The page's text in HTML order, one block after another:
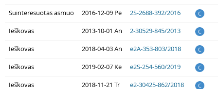
Suinteresuotas asmuo 2016-12-09 Pe 2S-2688-392/2016 C
Ieškovas 2013-10-01 An 2-30529-845/2013 C
Ieškovas 2018-04-03 An e2A-353-803/2018 C
Ieškovas 2019-02-07 Ke e2S-254-560/2019 C
Ieškovas 2018-11-21 Tr e2-30425-862/2018 C